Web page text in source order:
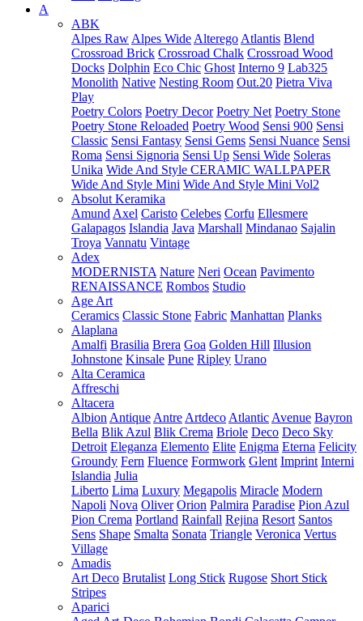
A
ABK
Alpes Raw Alpes Wide Alterego Atlantis Blend
Crossroad Brick Crossroad Chalk Crossroad Wood
Docks Dolphin Eco Chic Ghost Interno 9 Lab325
Monolith Native Nesting Room Out.20 Pietra Viva
Play
Poetry Colors Poetry Decor Poetry Net Poetry Stone
Poetry Stone Reloaded Poetry Wood Sensi 900 Sensi
Classic Sensi Fantasy Sensi Gems Sensi Nuance Sensi
Roma Sensi Signoria Sensi Up Sensi Wide Soleras
Unika Wide And Style CERAMIC WALLPAPER
Wide And Style Mini Wide And Style Mini Vol2
Absolut Keramika
Amund Axel Caristo Celebes Corfu Ellesmere
Galapagos Islandia Java Marshall Mindanao Sajalin
Troya Vannatu Vintage
Adex
MODERNISTA Nature Neri Ocean Pavimento
RENAISSANCE Rombos Studio
Age Art
Ceramics Classic Stone Fabric Manhattan Planks
Alaplana
Amalfi Brasilia Brera Goa Golden Hill Illusion
Johnstone Kinsale Pune Ripley Urano
Alta Ceramica
Affreschi
Altacera
Albion Antique Antre Artdeco Atlantic Avenue Bayron
Bella Blik Azul Blik Crema Briole Deco Deco Sky
Detroit Eleganza Elemento Elite Enigma Eterna Felicity
Groundy Fern Fluence Formwork Glent Imprint Interni
Islandia Julia
Liberto Lima Luxury Megapolis Miracle Modern
Napoli Nova Oliver Orion Palmira Paradise Pion Azul
Pion Crema Portland Rainfall Rejina Resort Santos
Sens Shape Smalta Sonata Triangle Veronica Vertus
Village
Amadis
Art Deco Brutalist Long Stick Rugose Short Stick
Stripes
Aparici